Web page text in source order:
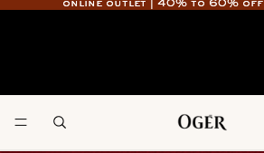
online outlet | 40% to 60% off
online outlet | 40% to 60% off